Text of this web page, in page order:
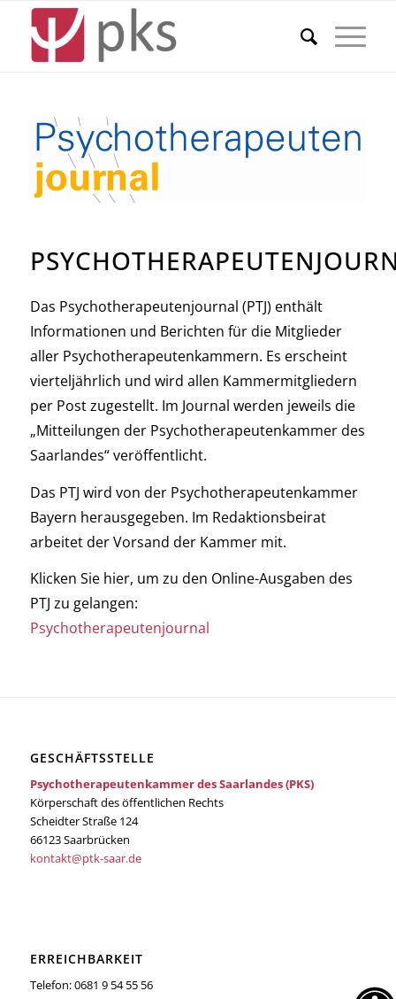
Das Psychotherapeutenjournal (PTJ) enthält
Informationen und Berichten für die Mitglieder
aller Psychotherapeutenkammern. Es erscheint
vierteljährlich und wird allen Kammermitgliedern
per Post zugestellt. Im Journal werden jeweils die
„Mitteilungen der Psychotherapeutenkammer des
Saarlandes“ veröffentlicht.
Das PTJ wird von der Psychotherapeutenkammer
Bayern herausgegeben. Im Redaktionsbeirat
arbeitet der Vorsand der Kammer mit.
Klicken Sie hier, um zu den Online-Ausgaben des
PTJ zu gelangen:
Psychotherapeutenjournal
GESCHÄFTSSTELLE
Psychotherapeutenkammer des Saarlandes (PKS)
Körperschaft des öffentlichen Rechts
Scheidter Straße 124
66123 Saarbrücken
kontakt@ptk-saar.de
ERREICHBARKEIT
Telefon: 0681 9 54 55 56